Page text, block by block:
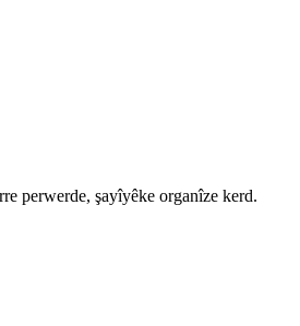
perwerde, şayîyêke organîze kerd.